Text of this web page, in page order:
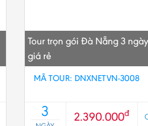
Tour trọn gói Đà Nẵng 3
giá rẻ
MÃ TOUR: DNXNETVN-3008
3 2.390.000đ